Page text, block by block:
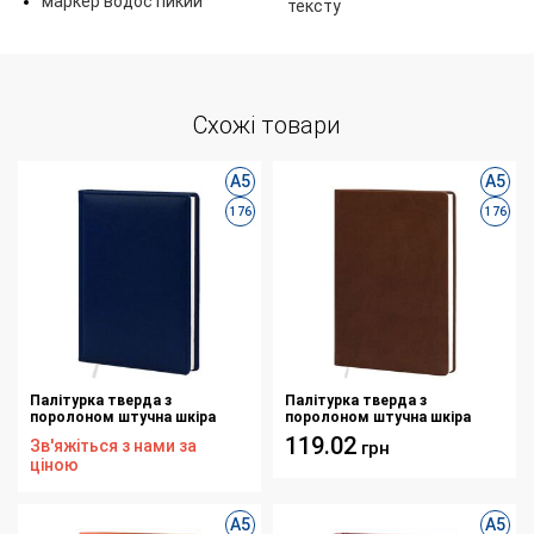
тексту
Схожі товари
А5
176
Палітурка тверда з
поролоном штучна шкіра
145х202 176 аркушів
Зв'яжіться з нами за
ціною
А5
176
Палітурка тверда з
поролоном штучна шкіра
коричнева Vivella А308 для
блоку ф. 145х202 176 аркушів
119.02 грн
А5 А5